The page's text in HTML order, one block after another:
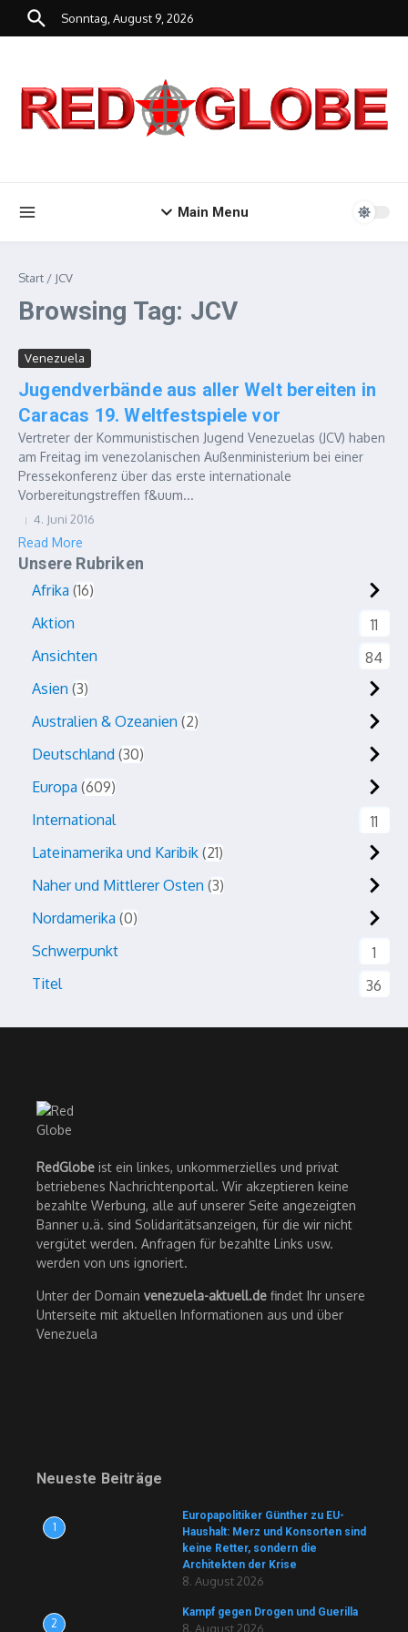
Zum Inhalt springen
Sonntag, August 9, 2026
Main Menu
Start / JCV
Browsing Tag: JCV
Venezuela
Jugendverbände aus aller Welt bereiten in
Caracas 19. Weltfestspiele vor
Vertreter der Kommunistischen Jugend Venezuelas (JCV) haben
am Freitag im venezolanischen Außenministerium bei einer
Pressekonferenz über das erste internationale
Vorbereitungstreffen f&uum...
4. Juni 2016
Read More
Unsere Rubriken
Afrika 16
Aktion
11
Ansichten
84
Asien 3
Australien & Ozeanien 2
Deutschland 30
Europa 609
International
11
Lateinamerika und Karibik 21
Naher und Mittlerer Osten 3
Nordamerika 0
Schwerpunkt
1
Titel
36
RedGlobe ist ein linkes, unkommerzielles und privat
betriebenes Nachrichtenportal. Wir akzeptieren keine
bezahlte Werbung, alle auf unserer Seite angezeigten
Banner u.ä. sind Solidaritätsanzeigen, für die wir nicht
vergütet werden. Anfragen für bezahlte Links usw.
werden von uns ignoriert.
Unter der Domain venezuela-aktuell.de findet Ihr unsere
Unterseite mit aktuellen Informationen aus und über
Venezuela
Neueste Beiträge
1
Europapolitiker Günther zu EU-
Haushalt: Merz und Konsorten sind
keine Retter, sondern die
Architekten der Krise
8. August 2026
2
Kampf gegen Drogen und Guerilla
8. August 2026